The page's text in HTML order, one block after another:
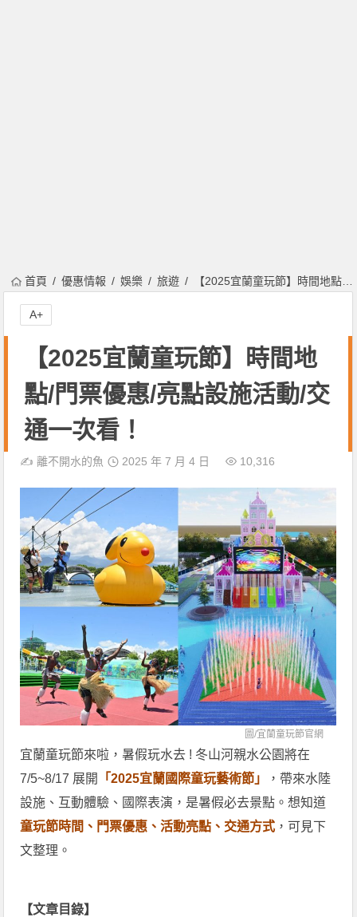
首頁 優惠情報 娛樂 旅遊 【2025宜蘭童玩節】時間地點/門票優惠/亮點設施活動/交通一次看！
【2025宜蘭童玩節】時間地
點/門票優惠/亮點設施活動/交
通一次看！
✍️離不開水的魚 2025 年 7 月 4 日 10,316
圖/宜蘭童玩節官網
宜蘭童玩節來啦，暑假玩水去 ! 冬山河親水公園將在
7/5~8/17 展開
「2025宜蘭國際童玩藝術節」
，帶來水陸
設施、互動體驗、國際表演，是暑假必去景點。想知道
童玩節時間、門票優惠、活動亮點、交通方式 ，可見下
文整理。
【文章目錄】
A+